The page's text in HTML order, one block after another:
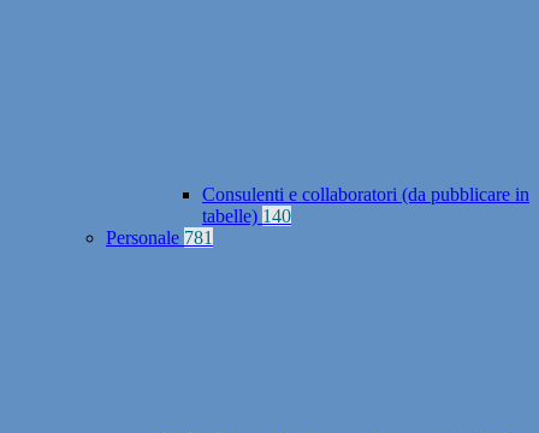
Consulenti e collaboratori (da pubblicare in
tabelle) 140
Personale 781